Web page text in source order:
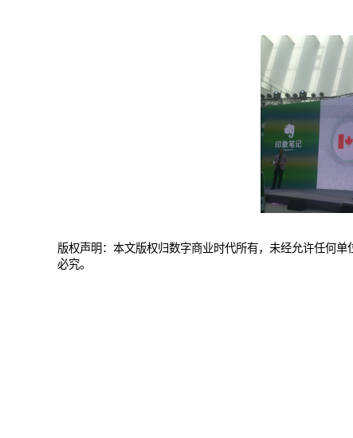
版权声明：本文版权归数字商业时代所有，未经允许任何
必究。